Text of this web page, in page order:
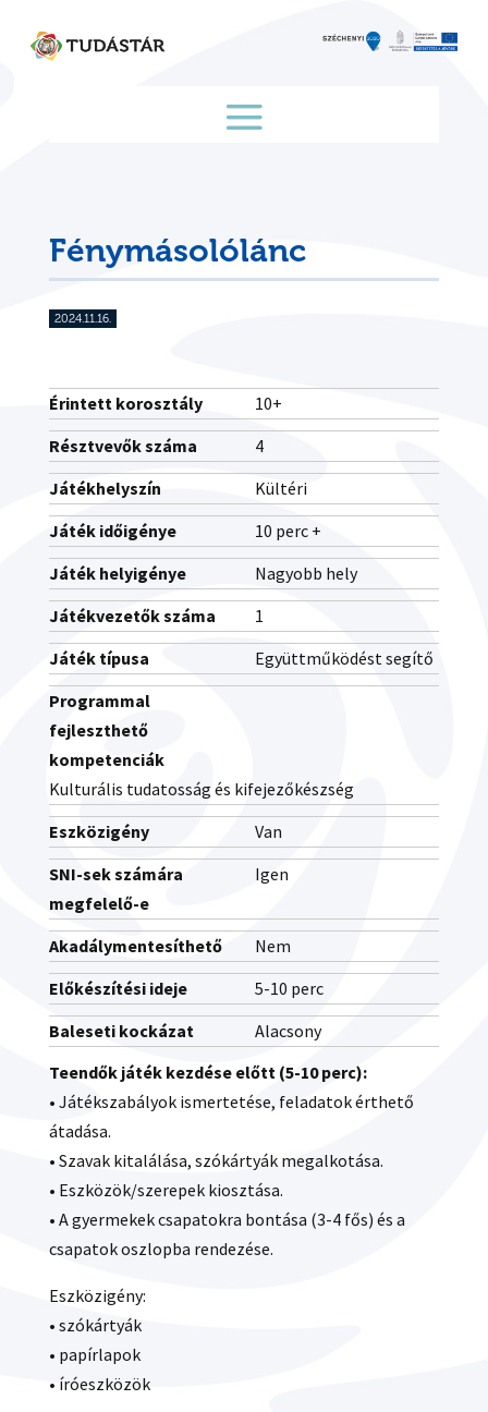
content
Fénymásolólánc
2024.11.16.
Érintett korosztály
10+
Résztvevők száma
4
Játékhelyszín
Kültéri
Játék időigénye
10 perc +
Játék helyigénye
Nagyobb hely
Játékvezetők száma
1
Játék típusa
Együttműködést segítő
Programmal
fejleszthető
kompetenciák
Kulturális tudatosság és kifejezőkészség
Eszközigény
Van
SNI-sek számára
megfelelő-e
Igen
Akadálymentesíthető
Nem
Előkészítési ideje
5-10 perc
Baleseti kockázat
Alacsony
Teendők játék kezdése előtt (5-10 perc):
• Játékszabályok ismertetése, feladatok érthető
átadása.
• Szavak kitalálása, szókártyák megalkotása.
• Eszközök/szerepek kiosztása.
• A gyermekek csapatokra bontása (3-4 fős) és a
csapatok oszlopba rendezése.
Eszközigény:
• szókártyák
• papírlapok
• íróeszközök